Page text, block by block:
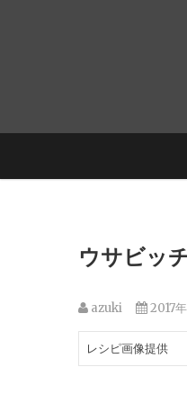
ウサビッ
azuki 2017
レシピ画像提供